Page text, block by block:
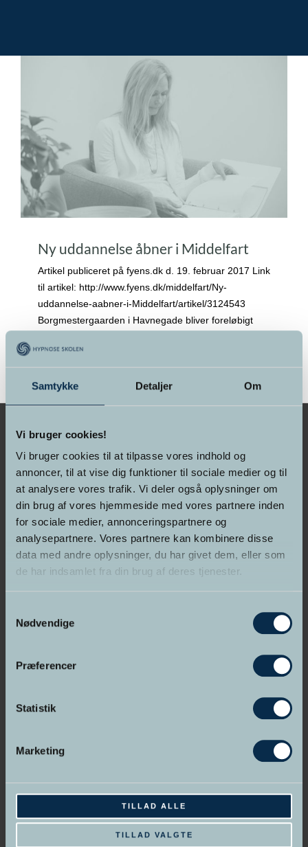
Samtykke Detaljer Om
Vi bruger cookies!
Vi bruger cookies til at tilpasse vores indhold og
annoncer, til at vise dig funktioner til sociale medier og til
at analysere vores trafik. Vi deler også oplysninger om
din brug af vores hjemmeside med vores partnere inden
for sociale medier, annonceringspartnere og
analysepartnere. Vores partnere kan kombinere disse
data med andre oplysninger, du har givet dem, eller som
de har indsamlet fra din brug af deres tjenester.
Nødvendige
Præferencer
Statistik
Marketing
TILLAD ALLE
TILLAD VALGTE
Ny uddannelse åbner i Middelfart
Artikel publiceret på fyens.dk d. 19. februar 2017 Link
til artikel: http://www.fyens.dk/middelfart/Ny-
uddannelse-aabner-i-Middelfart/artikel/3124543
Borgmestergaarden i Havnegade bliver foreløbigt
Akademiet åbner afdeling i
GRUNDLAGT I 1998
Hypnose Skolen &
Psykoterapeut Akademiet
Persondatapolitik
Master Hypnoterapeut
•NLP Master Practitioner
Hypnose Psykoterapeut